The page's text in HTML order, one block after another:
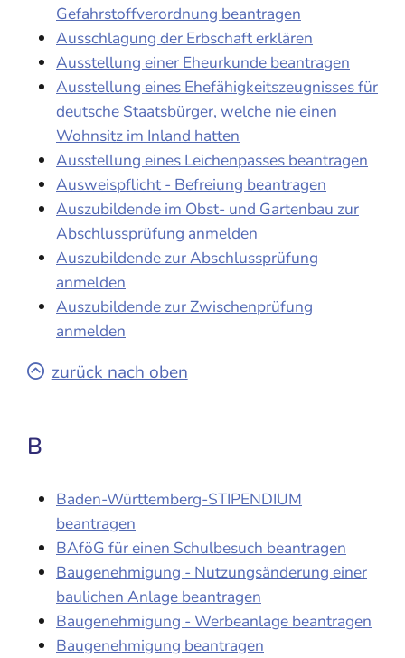
Gefahrstoffverordnung beantragen
Ausschlagung der Erbschaft erklären
Ausstellung einer Eheurkunde beantragen
Ausstellung eines Ehefähigkeitszeugnisses für
deutsche Staatsbürger, welche nie einen
Wohnsitz im Inland hatten
Ausstellung eines Leichenpasses beantragen
Ausweispflicht - Befreiung beantragen
Auszubildende im Obst- und Gartenbau zur
Abschlussprüfung anmelden
Auszubildende zur Abschlussprüfung
anmelden
Auszubildende zur Zwischenprüfung
anmelden
zurück nach oben
B
Baden-Württemberg-STIPENDIUM
beantragen
BAföG für einen Schulbesuch beantragen
Baugenehmigung - Nutzungsänderung einer
baulichen Anlage beantragen
Baugenehmigung - Werbeanlage beantragen
Baugenehmigung beantragen